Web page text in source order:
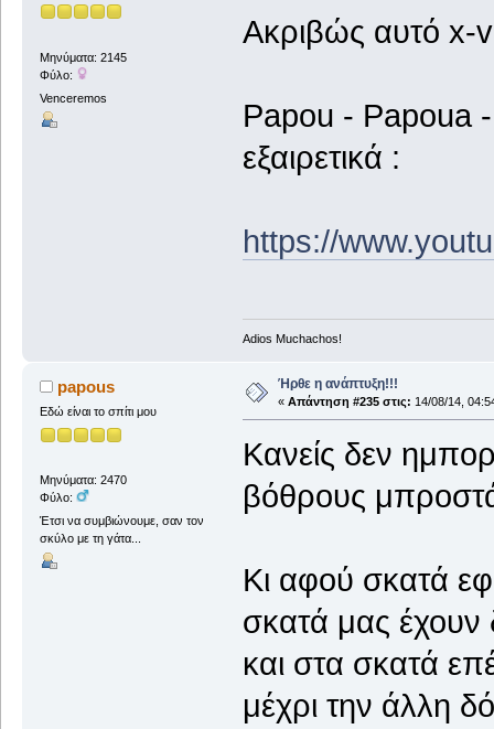
Μηνύματα: 2145
Φύλο:
Venceremos
Ακριβώς αυτό x-
Papou - Papoua
εξαιρετικά :
https://
Adios Muchachos!
papous
Εδώ είναι το σπίτι μου
Μηνύματα: 2470
Φύλο:
Έτσι να συμβιώνουμε, σαν τον
σκύλο με τη γάτα...
Ήρθε η ανάπτυξη!!!
« Απάντηση #235 στις: 14/08/14,
Κανείς δεν
βόθρους
Κι αφού σκατά
σκατά μας έχουν
και στα σκατά
μέχρι την άλλη